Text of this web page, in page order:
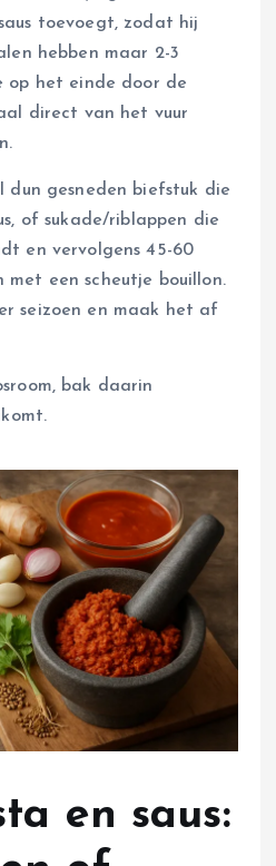
toevoegt, zodat hij
hebben maar 2-3
op het einde door de
direct van het vuur
dun gesneden biefstuk die
of sukade/riblappen die
en vervolgens 45-60
met een scheutje bouillon.
seizoen en maak het af
bak daarin
en saus: